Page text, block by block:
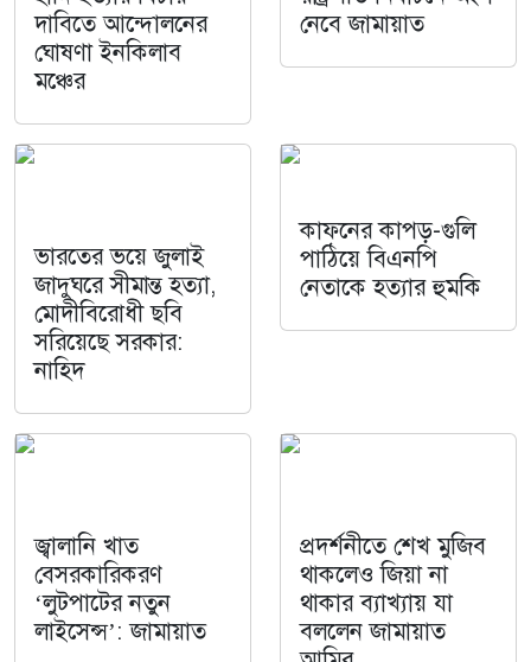
দাবিতে আন্দোলনের
ঘোষণা ইনকিলাব
মঞ্চের
নেবে জামায়াত
ভারতের ভয়ে জুলাই
জাদুঘরে সীমান্ত হত্যা,
মোদীবিরোধী ছবি
সরিয়েছে সরকার:
নাহিদ
কাফনের কাপড়-গুলি
পাঠিয়ে বিএনপি
নেতাকে হত্যার হুমকি
জ্বালানি খাত
বেসরকারিকরণ
‘লুটপাটের নতুন
লাইসেন্স’: জামায়াত
প্রদর্শনীতে শেখ মুজিব
থাকলেও জিয়া না
থাকার ব্যাখ্যায় যা
বললেন জামায়াত